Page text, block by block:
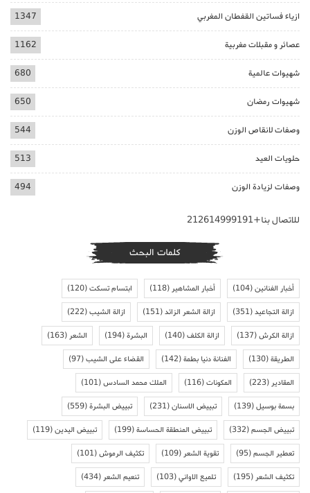
ازياء فساتين القفطان المغربي 1347
عصائر و مقبلات مغربية 1162
شهيوات عالمية 680
شهيوات رمضان 650
وصفات لانقاص الوزن 544
حلويات العيد 513
وصفات لزيادة الوزن 494
للاتصال بنا+212614999191
كلمات البحث
أخبار الفنانين(104) أخبار المشاهير(118) ابتسام تسكت(120)
ازالة التجاعيد(351) ازالة الشعر الزائد(151) ازالة الشيب(222)
ازالة الكرش(137) ازالة الكلف(140) البشرة(194) الشعر(163)
الطريقة(130) الفنانة دنيا بطمة(142) القضاء على الشيب(97)
المقادير(223) المكونات(116) الملك محمد السادس(101)
بسمة بوسيل(139) تبييض الاسنان(231) تبييض البشرة(559)
تبييض الجسم(332) تبييض المنطقة الحساسة(199) تبييض اليدين(119)
تعطير الجسم(95) تقوية الشعر(109) تكثيف الرموش(101)
تكثيف الشعر(195) تلميع الاواني(103) تنعيم الشعر(434)